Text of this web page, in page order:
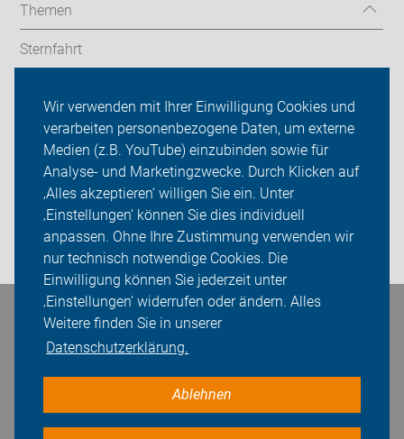
Wir verwenden mit Ihrer Einwilligung Cookies und
verarbeiten personenbezogene Daten, um externe
Medien (z.B. YouTube) einzubinden sowie für
Analyse- und Marketingzwecke. Durch Klicken auf
‚Alles akzeptieren‘ willigen Sie ein. Unter
‚Einstellungen‘ können Sie dies individuell
anpassen. Ohne Ihre Zustimmung verwenden wir
nur technisch notwendige Cookies. Die
Einwilligung können Sie jederzeit unter
‚Einstellungen‘ widerrufen oder ändern. Alles
Weitere finden Sie in unserer
Datenschutzerklärung.
Ablehnen
Themen
Sternfahrt
ADFC Berlin
Sei dabei
Presse
Bleiben Sie in Kontakt